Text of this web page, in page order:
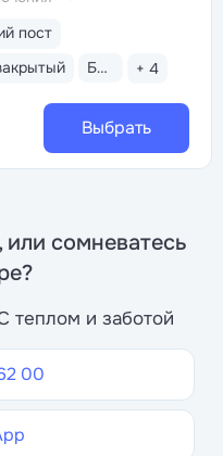
пост
Бассейн детский + 4
Выбрать
сомневатесь
теплом и заботой
00